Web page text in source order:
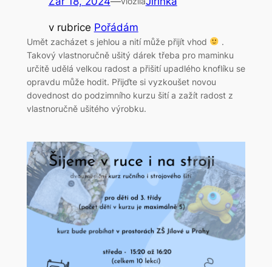
v rubrice Pořádám
Umět zacházet s jehlou a nití může přijít vhod
.
Takový vlastnoručně ušitý dárek třeba pro maminku
určitě udělá velkou radost a přišití upadlého knoflíku se
opravdu může hodit. Přijďte si vyzkoušet novou
dovednost do podzimního kurzu šití a zažít radost z
vlastnoručně ušitého výrobku.